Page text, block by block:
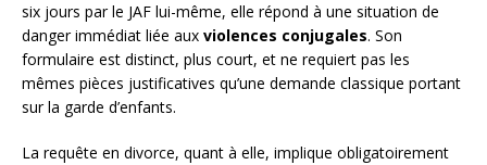
six jours par le JAF lui-même, elle répond à une situation de
danger immédiat liée aux violences conjugales. Son
formulaire est distinct, plus court, et ne requiert pas les
mêmes pièces justificatives qu’une demande classique portant
sur la garde d’enfants.
La requête en divorce, quant à elle, implique obligatoirement